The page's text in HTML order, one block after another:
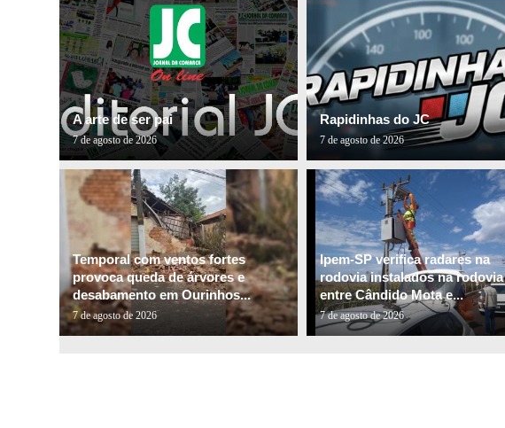
A arte de ser pai
7 de agosto de 2026
Rapidinhas do JC
7 de agosto de 2026
Temporal com ventos fortes
provoca queda de árvores e
desabamento em Ourinhos...
7 de agosto de 2026
Ipem-SP verifica radares na
rodovia instalados na rodovia
entre Cândido Mota e...
7 de agosto de 2026